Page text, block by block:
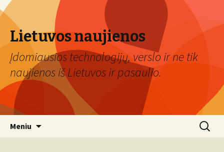
Lietuvos naujienos
Įdomiausios technologijų, verslo ir ne tik
naujienos iš Lietuvos ir pasaulio.
Meniu Ieškoti: